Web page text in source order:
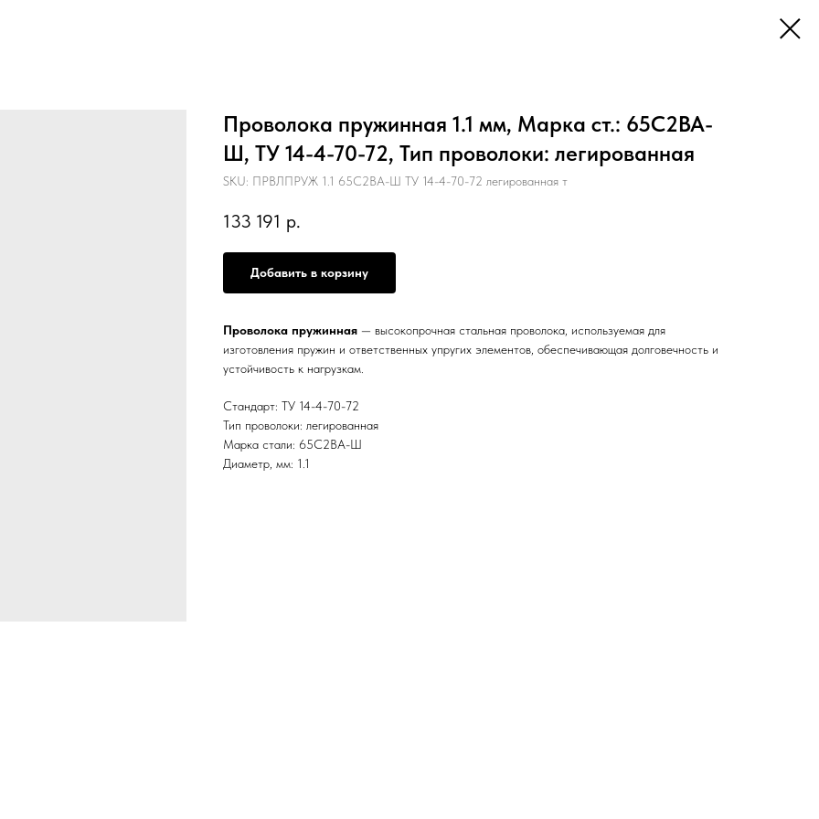
Проволока пружинная 1.1 мм, Марка ст.: 65С2ВА-
Ш, ТУ 14-4-70-72, Тип проволоки: легированная
SKU: ПРВЛПРУЖ 1.1 65С2ВА-Ш ТУ 14-4-70-72 легированная т
133 191 р.
Добавить в корзину
Проволока пружинная — высокопрочная стальная проволока, используемая для
изготовления пружин и ответственных упругих элементов, обеспечивающая долговечность и
устойчивость к нагрузкам.
Стандарт: ТУ 14-4-70-72
Тип проволоки: легированная
Марка стали: 65С2ВА-Ш
Диаметр, мм: 1.1